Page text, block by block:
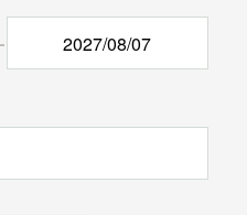
2515-1218